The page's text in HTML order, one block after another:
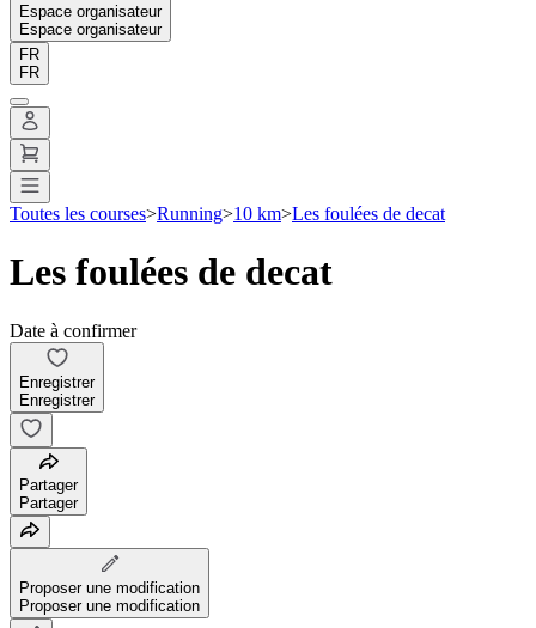
Espace organisateur
Espace organisateur
FR
FR
Toutes les courses>Running>10 km>Les foulées de decat
Les foulées de decat
Date à confirmer
Enregistrer
Enregistrer
Partager
Partager
Proposer une modification
Proposer une modification